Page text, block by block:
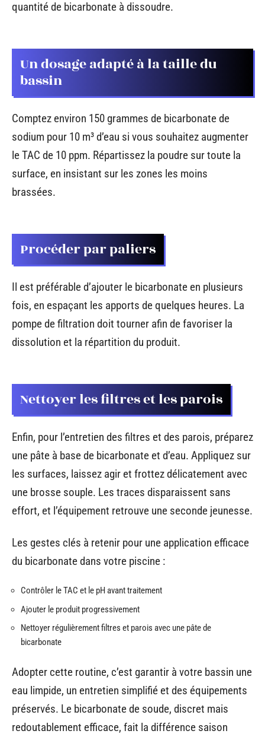
quantité de bicarbonate à dissoudre.
Un dosage adapté à la taille du
bassin
Comptez environ 150 grammes de bicarbonate de
sodium pour 10 m³ d’eau si vous souhaitez augmenter
le TAC de 10 ppm. Répartissez la poudre sur toute la
surface, en insistant sur les zones les moins
brassées.
Procéder par paliers
Il est préférable d’ajouter le bicarbonate en plusieurs
fois, en espaçant les apports de quelques heures. La
pompe de filtration doit tourner afin de favoriser la
dissolution et la répartition du produit.
Nettoyer les filtres et les parois
Enfin, pour l’entretien des filtres et des parois, préparez
une pâte à base de bicarbonate et d’eau. Appliquez sur
les surfaces, laissez agir et frottez délicatement avec
une brosse souple. Les traces disparaissent sans
effort, et l’équipement retrouve une seconde jeunesse.
Les gestes clés à retenir pour une application efficace
du bicarbonate dans votre piscine :
Contrôler le TAC et le pH avant traitement
Ajouter le produit progressivement
Nettoyer régulièrement filtres et parois avec une pâte de
bicarbonate
Adopter cette routine, c’est garantir à votre bassin une
eau limpide, un entretien simplifié et des équipements
préservés. Le bicarbonate de soude, discret mais
redoutablement efficace, fait la différence saison